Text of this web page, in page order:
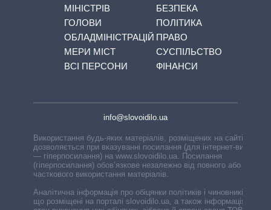
МІНІСТРІВ
ГОЛОВИ
ОБЛАДМІНІСТРАЦІЙ
МЕРИ МІСТ
ВСІ ПЕРСОНИ
БЕЗПЕКА
ПОЛІТИКА
ПРАВО
СУСПІЛЬСТВО
ФІНАНСИ
info@slovoidilo.ua
Використання будь-яких матеріалів, розміщених на сайті,
дозволяється при вказуванні посилання (для інтернет-видань
— гіперпосилання) на www.slovoidilo.ua. Посилання
(гіперпосилання) обов’язкове незалежно від повного або
часткового використання матеріалів.
Аналітична інформація про обіцянки політиків і чиновників,
що розміщені на порталі slovoidilo.ua, а також інформація про